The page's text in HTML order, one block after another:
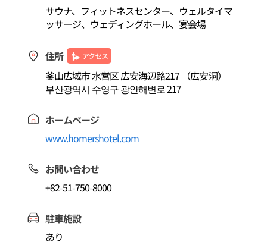
サウナ、フィットネスセンター、ウェルタイマ
ッサージ、ウェディングホール、宴会場
住所 アクセス
釜山広域市 水営区 広安海辺路217 （広安洞）
부산광역시 수영구 광안해변로 217
ホームページ
www.homershotel.com
お問い合わせ
+82-51-750-8000
駐車施設
あり